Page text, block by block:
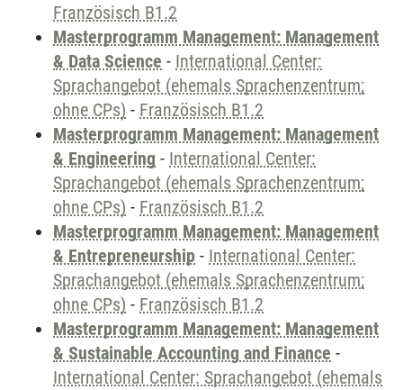
Französisch B1.2
Masterprogramm Management: Management
& Data Science - International Center:
Sprachangebot (ehemals Sprachenzentrum;
ohne CPs) - Französisch B1.2
Masterprogramm Management: Management
& Engineering - International Center:
Sprachangebot (ehemals Sprachenzentrum;
ohne CPs) - Französisch B1.2
Masterprogramm Management: Management
& Entrepreneurship - International Center:
Sprachangebot (ehemals Sprachenzentrum;
ohne CPs) - Französisch B1.2
Masterprogramm Management: Management
& Sustainable Accounting and Finance -
International Center: Sprachangebot (ehemals